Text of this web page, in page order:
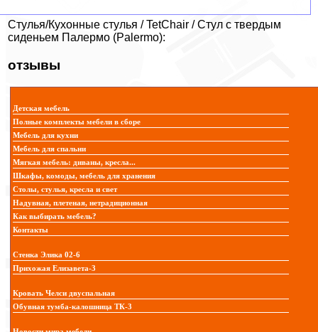
Стулья/Кухонные стулья / TetChair / Стул с твердым
сиденьем Палермо (Palermo):
отзывы
Детская мебель
Полные комплекты мебели в сборе
Мебель для кухни
Мебель для спальни
Мягкая мебель: диваны, кресла...
Шкафы, комоды, мебель для хранения
Столы, стулья, кресла и свет
Надувная, плетеная, нетрадиционная
Как выбирать мебель?
Контакты
Стенка Элика 02-6
Прихожая Елизавета-3
Кровать Челси двуспальная
Обувная тумба-калошница ТК-3